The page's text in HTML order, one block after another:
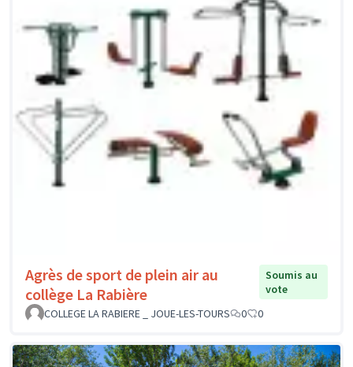
Agrès de sport de plein air au
collège La Rabière
Soumis au
vote
COLLEGE LA RABIERE _ JOUE-LES-TOURS
0 0